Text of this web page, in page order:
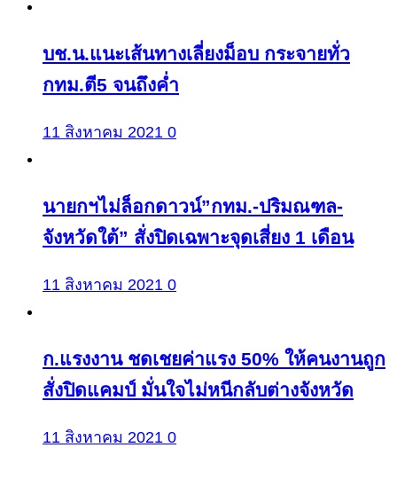
บช.น.แนะเส้นทางเลี่ยงม็อบ กระจายทั่ว
กทม.ตี5 จนถึงค่ำ
11 สิงหาคม 2021 0
นายกฯไม่ล็อกดาวน์”กทม.-ปริมณฑล-
จังหวัดใต้” สั่งปิดเฉพาะจุดเสี่ยง 1 เดือน
11 สิงหาคม 2021 0
ก.แรงงาน ชดเชยค่าแรง 50% ให้คนงานถูก
สั่งปิดแคมป์ มั่นใจไม่หนีกลับต่างจังหวัด
11 สิงหาคม 2021 0